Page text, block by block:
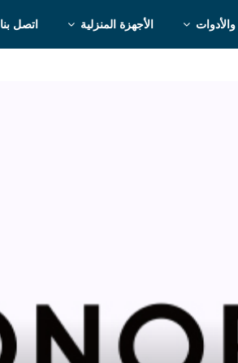
الأجهزة المنزلية اتصل بنا